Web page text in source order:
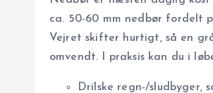
ca. 50-60 mm nedbør fordelt
Vejret skifter hurtigt, så en
omvendt. I praksis kan du i
Drilske regn-/sludbyger,